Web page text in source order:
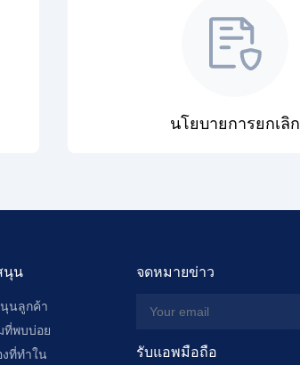
นโยบายการยกเลิก
นุน
นลูกค้า
ที่พบบ่อย
งที่ทำใน
จดหมายข่าว
รับแอพมือถือ